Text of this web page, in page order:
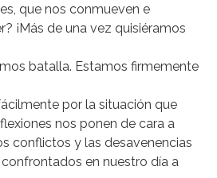
que nos conmueven e
¡Más de una vez quisiéramos
batalla. Estamos firmemente
por la situación que
nos ponen de cara a
conflictos y las desavenencias
en nuestro día a